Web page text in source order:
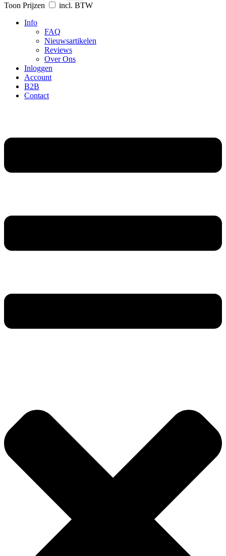
Toon Prijzen
incl. BTW
Info
FAQ
Nieuwsartikelen
Reviews
Over Ons
Inloggen
Account
B2B
Contact